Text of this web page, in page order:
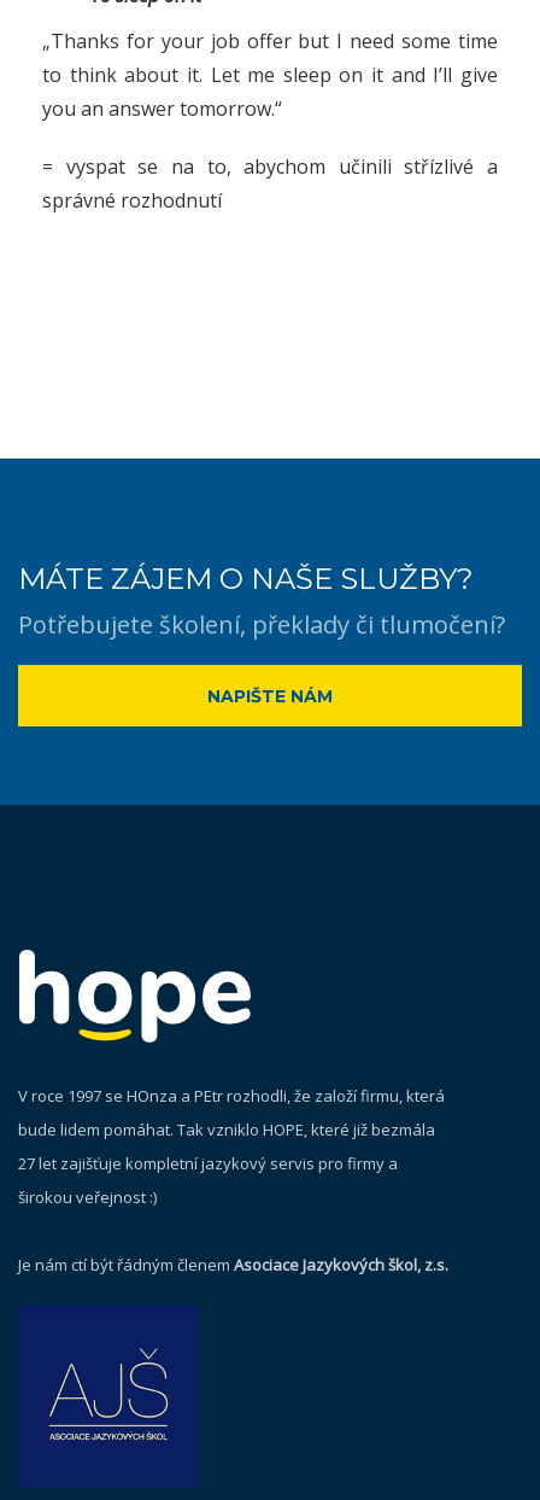
„Thanks for your job offer but I need some time
to think about it. Let me sleep on it and I’ll give
you an answer tomorrow.“
= vyspat se na to, abychom učinili střízlivé a
správné rozhodnutí
MÁTE ZÁJEM O NAŠE SLUŽBY?
Potřebujete školení, překlady či tlumočení?
NAPIŠTE NÁM
V roce 1997 se HOnza a PEtr rozhodli, že založí firmu, která
bude lidem pomáhat. Tak vzniklo HOPE, které již bezmála
27 let zajišťuje kompletní jazykový servis pro firmy a
širokou veřejnost :)
Je nám ctí být řádným členem Asociace Jazykových škol, z.s.